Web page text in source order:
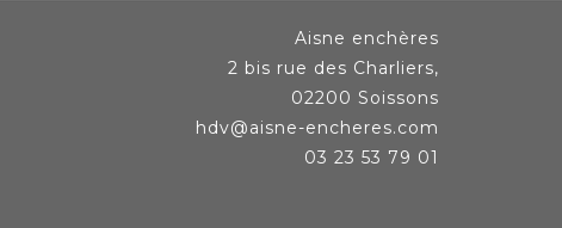
Aisne enchères
2 bis rue des Charliers,
02200 Soissons
hdv@aisne-encheres.com
03 23 53 79 01